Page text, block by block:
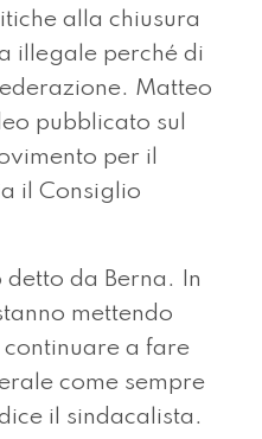
alla chiusura
illegale perché di
Matteo
pubblicato sul
per il
il Consiglio
detto da Berna. In
mettendo
a fare
come sempre
il sindacalista.